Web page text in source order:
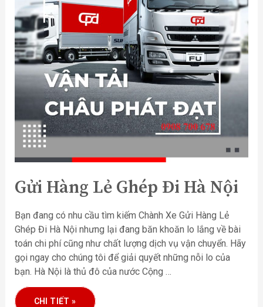
Gửi Hàng Lẻ Ghép Đi Hà Nội
Bạn đang có nhu cầu tìm kiếm Chành Xe Gửi Hàng Lẻ
Ghép Đi Hà Nội nhưng lại đang băn khoăn lo lắng về bài
toán chi phí cũng như chất lượng dịch vụ vận chuyển. Hãy
gọi ngay cho chúng tôi để giải quyết những nỗi lo của
bạn. Hà Nội là thủ đô của nước Cộng …
CHI TIẾT »